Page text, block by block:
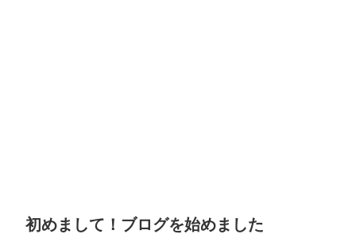
初めまして！ブログを始めました